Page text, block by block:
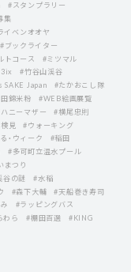
#スタンプラリー
集
イベンオオヤ
#ブックライター
トコース
#ミツマル
#竹谷山渓谷
SAKE Japan
#たかおこし隊
錦米粉
#WEB絵画展覧
ニーマザー
#横尾忠則
見
#ウォーキング
・ウィーク
#稲田
#多可町立温水プール
まつり
谷の謎
#水稲
#森下大輔
#天船巻き寿司
#ラッピングバス
わら #棚田百選 #KING